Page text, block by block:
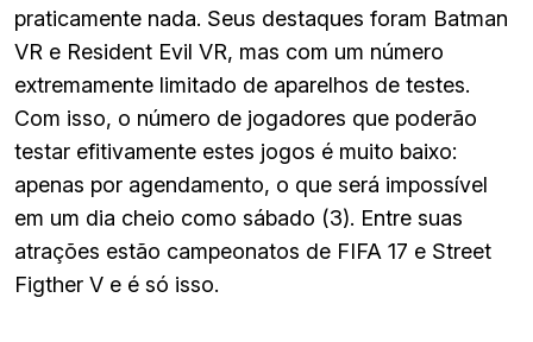
praticamente nada. Seus destaques foram Batman
VR e Resident Evil VR, mas com um número
extremamente limitado de aparelhos de testes.
Com isso, o número de jogadores que poderão
testar efitivamente estes jogos é muito baixo:
apenas por agendamento, o que será impossível
em um dia cheio como sábado (3). Entre suas
atrações estão campeonatos de FIFA 17 e Street
Figther V e é só isso.